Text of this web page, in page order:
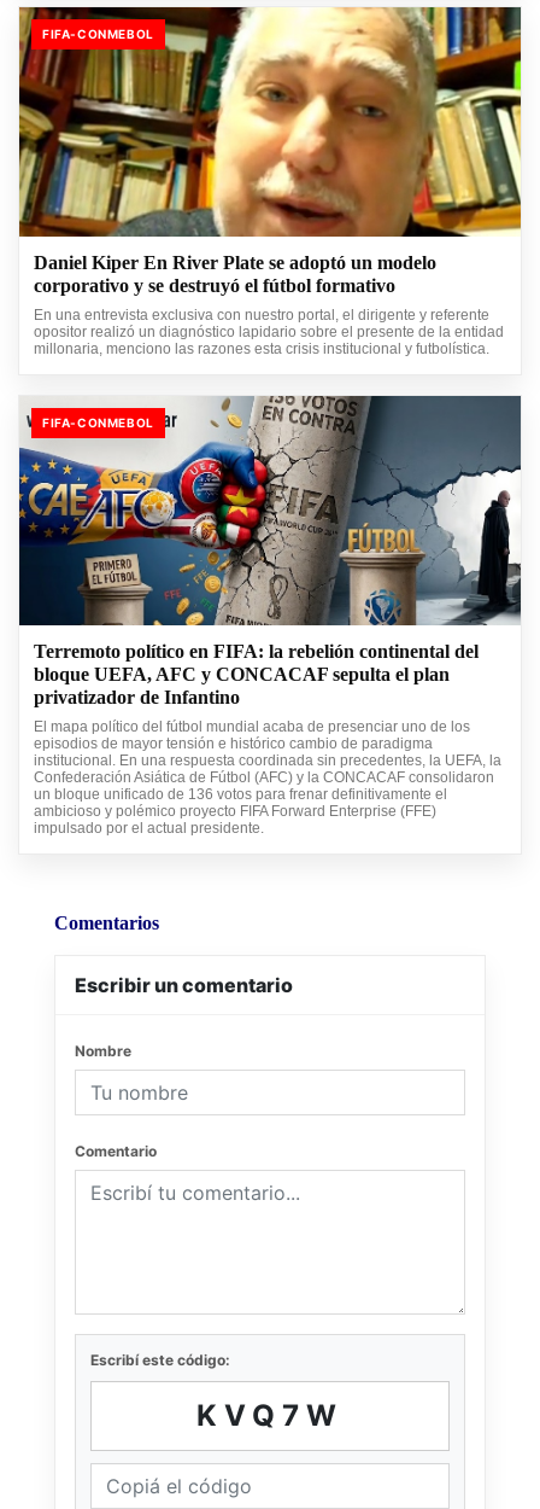
FIFA-CONMEBOL
Daniel Kiper En River Plate se adoptó un modelo
corporativo y se destruyó el fútbol formativo
En una entrevista exclusiva con nuestro portal, el dirigente y referente
opositor realizó un diagnóstico lapidario sobre el presente de la entidad
millonaria, menciono las razones esta crisis institucional y futbolística.
FIFA-CONMEBOL
Terremoto político en FIFA: la rebelión continental del
bloque UEFA, AFC y CONCACAF sepulta el plan
privatizador de Infantino
El mapa político del fútbol mundial acaba de presenciar uno de los
episodios de mayor tensión e histórico cambio de paradigma
institucional. En una respuesta coordinada sin precedentes, la UEFA, la
Confederación Asiática de Fútbol (AFC) y la CONCACAF consolidaron
un bloque unificado de 136 votos para frenar definitivamente el
ambicioso y polémico proyecto FIFA Forward Enterprise (FFE)
impulsado por el actual presidente.
Comentarios
Escribir un comentario
Nombre
Comentario
Escribí este código:
KVQ7W